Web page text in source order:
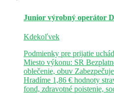
Junior výrobný operátor
Kdekoľvek
Podmienky pre prijatie
Miesto výkonu: SR
oblečenie, obuv
Hradíme 1,86 € hodnoty
fond, zdravotné poistenie,